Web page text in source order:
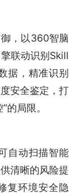
，以360智脑
联动识别Skill
据，精准识别
安全鉴定，打
的局限。
自动扫描智能
清晰的风险提
复环境安全隐